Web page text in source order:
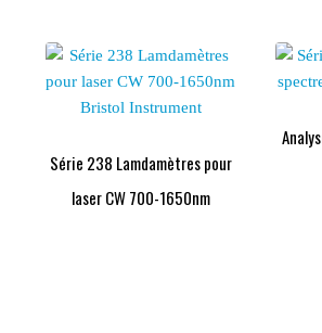
Série 238 Lamdamètres pour
laser CW 700-1650nm